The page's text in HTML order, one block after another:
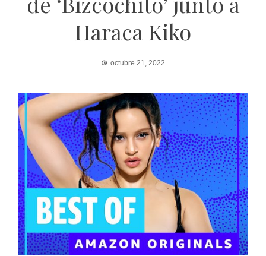
Haraca Kiko
octubre 21, 2022